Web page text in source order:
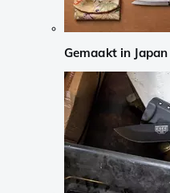
Gemaakt in Japan